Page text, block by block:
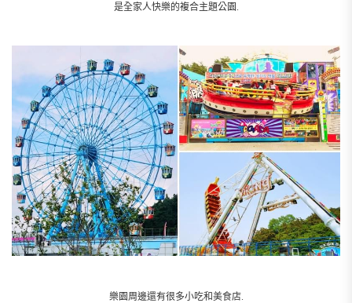
是全家人快樂的複合主題公園.
樂園周邊還有很多小吃和美食店.